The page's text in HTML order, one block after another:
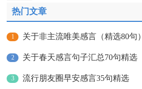
热门文章
1 关于非主流唯美感言（精选80句）
2 关于春天感言句子汇总70句精选
3 流行朋友圈早安感言35句精选